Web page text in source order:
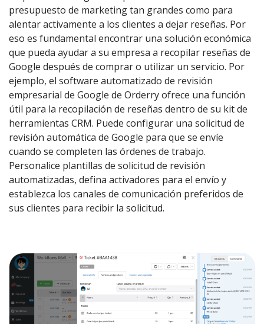
presupuesto de marketing tan grandes como para
alentar activamente a los clientes a dejar reseñas. Por
eso es fundamental encontrar una solución económica
que pueda ayudar a su empresa a recopilar reseñas de
Google después de comprar o utilizar un servicio. Por
ejemplo, el software automatizado de revisión
empresarial de Google de Orderry ofrece una función
útil para la recopilación de reseñas dentro de su kit de
herramientas CRM. Puede configurar una solicitud de
revisión automática de Google para que se envíe
cuando se completen las órdenes de trabajo.
Personalice plantillas de solicitud de revisión
automatizadas, defina activadores para el envío y
establezca los canales de comunicación preferidos de
sus clientes para recibir la solicitud.